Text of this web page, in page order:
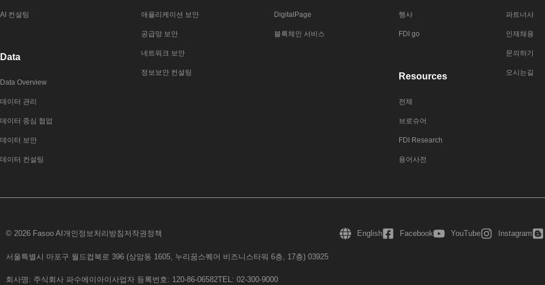
AI 컨설팅
Data
Data Overview
데이터 관리
데이터 중심 협업
데이터 보안
데이터 컨설팅
애플리케이션 보안
공급망 보안
네트워크 보안
정보보안 컨설팅
DigitalPage
블록체인 서비스
행사
FDI go
Resources
전체
브로슈어
FDI Research
용어사전
파트너사
인재채용
문의하기
오시는길
© 2026 Fasoo AI 개인정보처리방침 저작권정책 English Facebook YouTube Instagram
서울특별시 마포구 월드컵북로 396 (상암동 1605, 누리꿈스퀘어 비즈니스타워 6층, 17층) 03925
회사명: 주식회사 파수에이아이 사업자 등록번호: 120-86-06582TEL: 02-300-9000